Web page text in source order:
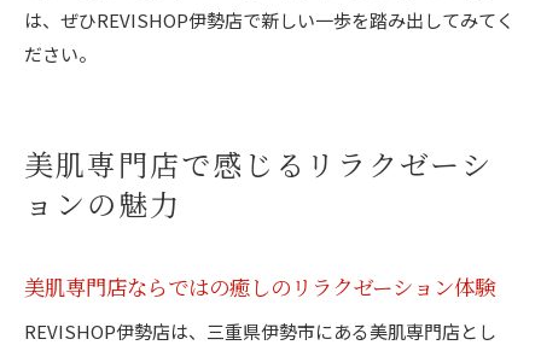
は、ぜひREVISHOP伊勢店で新しい一歩を踏み出してみてく
ださい。
美肌専門店で感じるリラクゼーシ
ョンの魅力
美肌専門店ならではの癒しのリラクゼーション体験
REVISHOP伊勢店は、三重県伊勢市にある美肌専門店とし